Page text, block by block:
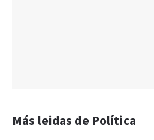
Más leidas de Política